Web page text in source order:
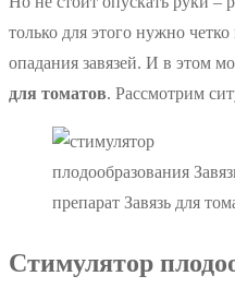
только для этого нужно
опадания завязей. И в этом
для томатов. Рассмотрим
препарат Завязь для
Стимулятор